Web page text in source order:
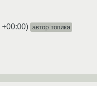
+00:00) автор топика